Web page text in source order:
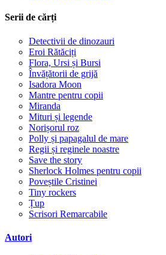
Serii de cărți
Detectivii de dinozauri
Eroi Rătăciți
Flora, Ursi și Bursi
Învățătorii de grijă
Isadora Moon
Mantre pentru copii
Miranda
Mituri și legende
Norișorul roz
Polly și papagalul de mare
Regii și reginele noastre
Save the story
Sherlock Holmes pentru copii
Poveștile Cristinei
Tiny rockers
Țup
Scrisori Remarcabile
Autori